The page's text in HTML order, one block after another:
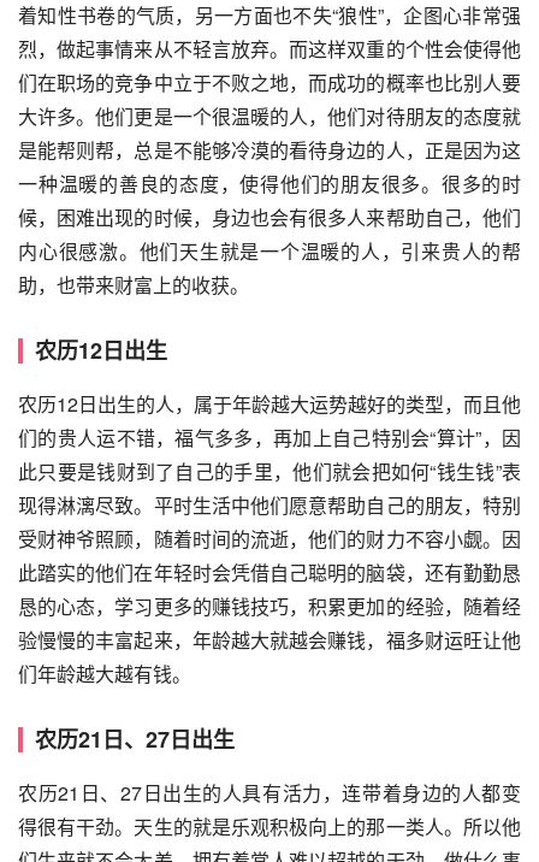
着知性书卷的气质，另一方面也不失“狼性”，企图心非常强
烈，做起事情来从不轻言放弃。而这样双重的个性会使得他
们在职场的竞争中立于不败之地，而成功的概率也比别人要
大许多。他们更是一个很温暖的人，他们对待朋友的态度就
是能帮则帮，总是不能够冷漠的看待身边的人，正是因为这
一种温暖的善良的态度，使得他们的朋友很多。很多的时
候，困难出现的时候，身边也会有很多人来帮助自己，他们
内心很感激。他们天生就是一个温暖的人，引来贵人的帮
助，也带来财富上的收获。
农历12日出生
农历12日出生的人，属于年龄越大运势越好的类型，而且他
们的贵人运不错，福气多多，再加上自己特别会“算计”，因
此只要是钱财到了自己的手里，他们就会把如何“钱生钱”表
现得淋漓尽致。平时生活中他们愿意帮助自己的朋友，特别
受财神爷照顾，随着时间的流逝，他们的财力不容小觑。因
此踏实的他们在年轻时会凭借自己聪明的脑袋，还有勤勤恳
恳的心态，学习更多的赚钱技巧，积累更加的经验，随着经
验慢慢的丰富起来，年龄越大就越会赚钱，福多财运旺让他
们年龄越大越有钱。
农历21日、27日出生
农历21日、27日出生的人具有活力，连带着身边的人都变
得很有干劲。天生的就是乐观积极向上的那一类人。所以他